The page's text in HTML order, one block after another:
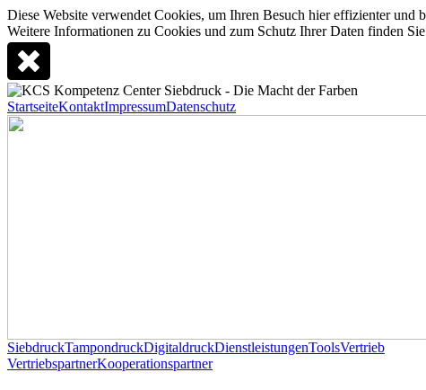
Diese Website verwendet Cookies, um Ihren Besuch hier effizienter und
Weitere Informationen zu Cookies und zum Schutz Ihrer Daten finden
StartseiteKontaktImpressumDatenschutz
SiebdruckTampondruckDigitaldruckDienstleistungenToolsVertrieb
VertriebspartnerKooperationspartner